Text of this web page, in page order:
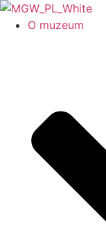
O muzeum